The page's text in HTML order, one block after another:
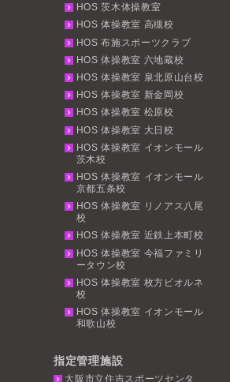
HOS 茨木体操教室
HOS 体操教室 高槻校
HOS 布施スポーツクラブ
HOS 体操教室 六地蔵校
HOS 体操教室 泉北原山台校
HOS 体操教室 新金岡校
HOS 体操教室 松原校
HOS 体操教室 大日校
HOS 体操教室 イオンモール
茨木校
HOS 体操教室 イオンモール
京都五条校
HOS 体操教室 リノアス八尾
校
HOS 体操教室 近鉄上本町校
HOS 体操教室 今福ファミリ
ータウン校
HOS 体操教室 枚方ビオルネ
校
HOS 体操教室 イオンモール
和歌山校
指定管理施設
大阪市立住吉スポーツセンタ